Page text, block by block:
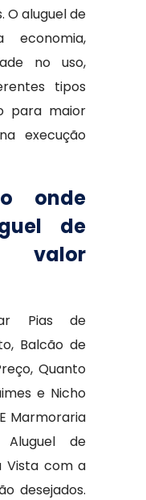
O aluguel de
economia,
no uso,
tipos
para maior
execução
onde
de
valor
Pias de
Balcão de
Quanto
e Nicho
Marmoraria
de
Vista com a
desejados.